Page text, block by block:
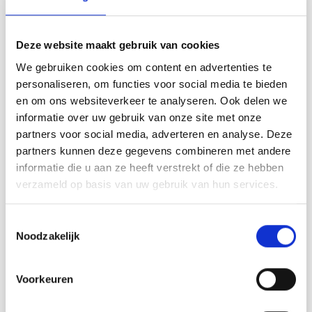
Deze website maakt gebruik van cookies
We gebruiken cookies om content en advertenties te
personaliseren, om functies voor social media te bieden
en om ons websiteverkeer te analyseren. Ook delen we
informatie over uw gebruik van onze site met onze
partners voor social media, adverteren en analyse. Deze
partners kunnen deze gegevens combineren met andere
informatie die u aan ze heeft verstrekt of die ze hebben
verzameld op basis van uw gebruik van hun services.
Noodzakelijk
Voorkeuren
Groupe de fils A
-------------------------------------------------------
TAILLES:
S – M – L – XL – XXL – XXXL
FOURNITURES:
DROPS SAFRAN de Garnstudio (appartient au groupe de
fils A)
250-250-300-350-350-400 g coloris 58, améthyste
ÉCHANTILLON:
23 mailles en largeur et 30 rangs en hauteur avec point
AIGUILLES:
AIGUILLES CIRCULAIRES DROPS n°3,5 – en 40 cm et 80